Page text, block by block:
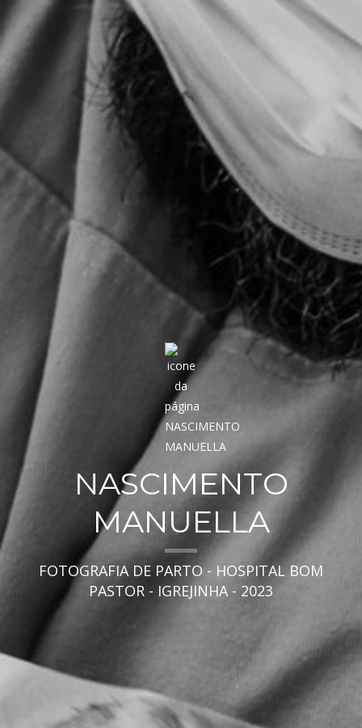
NASCIMENTO
MANUELLA
FOTOGRAFIA DE PARTO - HOSPITAL BOM
PASTOR - IGREJINHA - 2023